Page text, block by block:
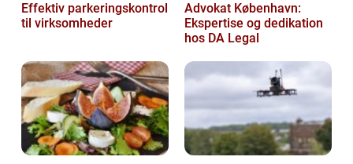
Effektiv parkeringskontrol
til virksomheder
Advokat København:
Ekspertise og dedikation
hos DA Legal